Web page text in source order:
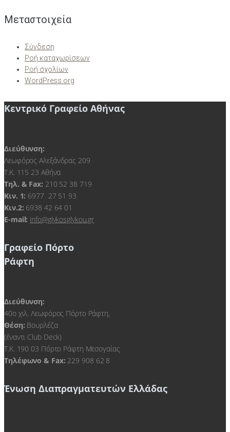
Μεταστοιχεία
Σύνδεση
Ροή καταχωρίσεων
Ροή σχολίων
WordPress.org
Κεντρικό Γραφείο Αθήνας
Διεύθυνση:
Λεωφόρος Αλεξάνδρας 209
Τ.Κ. 115 23 Αθήνα
Τηλ. & Fax: 210 52 38 719
Kιν. 1: 6977 27 51 93
Κιν.2: 6938 42 64 01
E-mail: info@glykosglykou.gr
Γραφείο Πόρτο
Ράφτη
Διεύθυνση:
40ο χιλ. Λεωφόρος Πόρτο Ράφτη,
Θέση: Βουρλέζα
(έναντι Club Deck)
Τ.Κ. 190 03 Πόρτο Ράφτη Μεσογαίας
Τηλέφωνο & Fax: 229 908 62 8
Ένωση Διαπραγματευτών Ελλάδας